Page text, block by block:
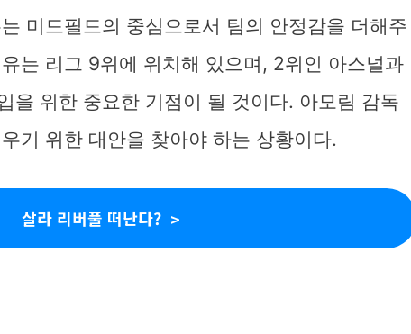
미드필드의 중심으로서 팀의 안정감을 더해주
는 리그 9위에 위치해 있으며, 2위인 아스널과
을 위한 중요한 기점이 될 것이다. 아모림 감독
기 위한 대안을 찾아야 하는 상황이다.
살라 리버풀 떠난다?